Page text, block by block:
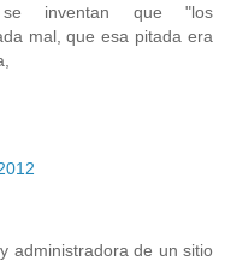
se inventan que "los
mal, que esa pitada era
administradora de un sitio